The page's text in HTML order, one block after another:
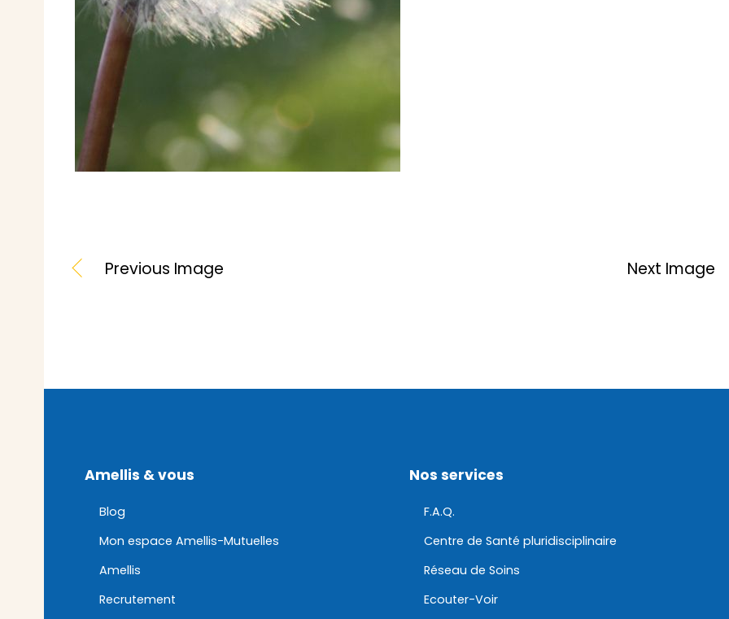
Previous Image Next Image
Amellis & vous
Blog
Mon espace Amellis-Mutuelles
Amellis
Recrutement
Nos services
F.A.Q.
Centre de Santé pluridisciplinaire
Réseau de Soins
Ecouter-Voir